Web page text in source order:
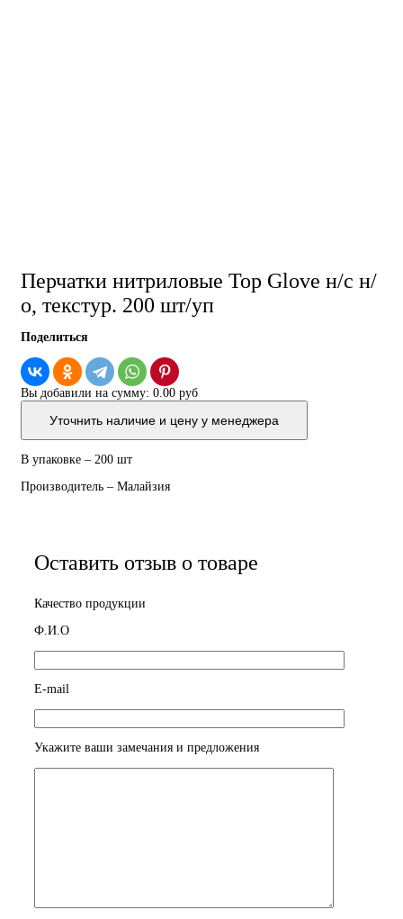
Перчатки нитриловые Top Glove н/с н/
о, текстур. 200 шт/уп
Поделиться
Вы добавили на сумму: 0.00 руб
Уточнить наличие и цену у менеджера
В упаковке – 200 шт
Производитель – Малайзия
Оставить отзыв о товаре
Качество продукции
Ф.И.О
E-mail
Укажите ваши замечания и предложения